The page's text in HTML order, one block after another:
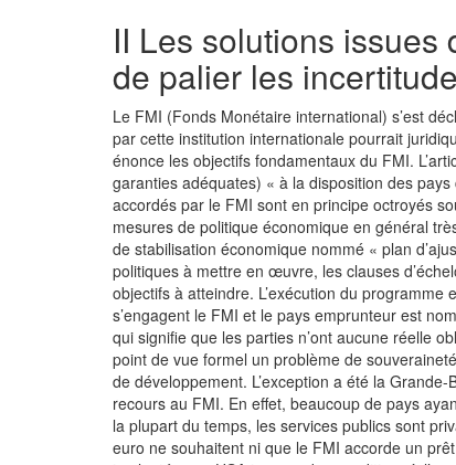
II Les solutions
de palier les
Le FMI (Fonds Monétaire international) s’est
par cette institution internationale pourrait
énonce les objectifs fondamentaux du FMI.
garanties adéquates) « à la disposition des
accordés par le FMI sont en principe octroyés
mesures de politique économique en général
de stabilisation économique nommé « plan
politiques à mettre en œuvre, les clauses
objectifs à atteindre. L’exécution du
s’engagent le FMI et le pays emprunteur est
qui signifie que les parties n’ont aucune réelle
point de vue formel un problème de
de développement. L’exception a été la
recours au FMI. En effet, beaucoup de pays
la plupart du temps, les services publics sont
euro ne souhaitent ni que le FMI accorde un